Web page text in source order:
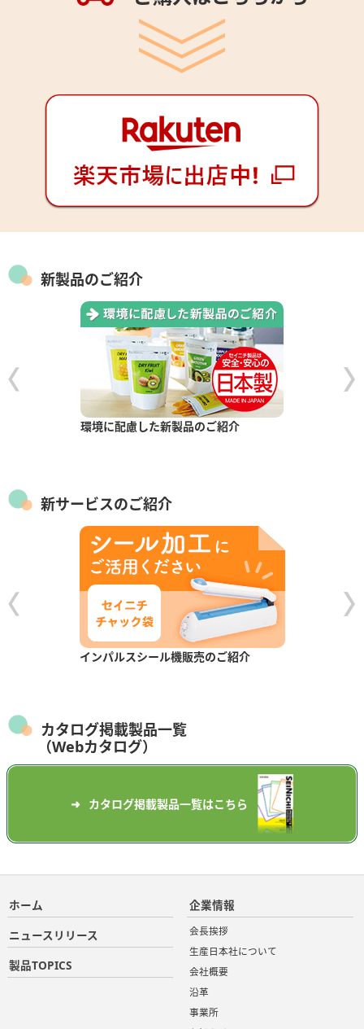
新製品のご紹介
環境に配慮した新製品のご紹介
新サービスのご紹介
インパルスシール機販売のご紹介
カタログ掲載製品一覧
（Webカタログ）
カタログ掲載製品一覧はこちら
ホーム
ニュースリリース
製品TOPICS
企業情報
会長挨拶
生産日本社について
会社概要
沿革
事業所